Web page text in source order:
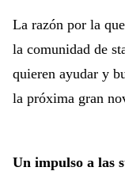
La razón por la
la comunidad de
quieren ayudar y
la próxima gran
Un impulso a las